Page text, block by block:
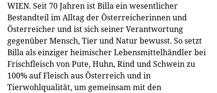
WIEN. Seit 70 Jahren ist Billa ein wesentlicher
Bestandteil im Alltag der Österreicherinnen und
Österreicher und ist sich seiner Verantwortung
gegenüber Mensch, Tier und Natur bewusst. So setzt
Billa als einziger heimischer Lebensmittelhändler bei
Frischfleisch von Pute, Huhn, Rind und Schwein zu
100% auf Fleisch aus Österreich und in
Tierwohlqualität, um gemeinsam mit den